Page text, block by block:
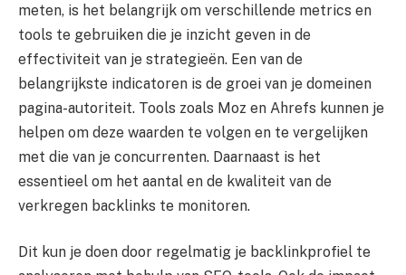
meten, is het belangrijk om verschillende metrics en
tools te gebruiken die je inzicht geven in de
effectiviteit van je strategieën. Een van de
belangrijkste indicatoren is de groei van je domeinen
pagina-autoriteit. Tools zoals Moz en Ahrefs kunnen je
helpen om deze waarden te volgen en te vergelijken
met die van je concurrenten. Daarnaast is het
essentieel om het aantal en de kwaliteit van de
verkregen backlinks te monitoren.
Dit kun je doen door regelmatig je backlinkprofiel te